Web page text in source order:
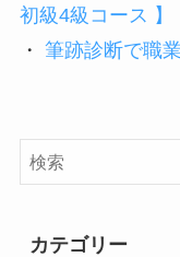
初級4級コース 】
・ 筆跡診断で職
カテゴリー